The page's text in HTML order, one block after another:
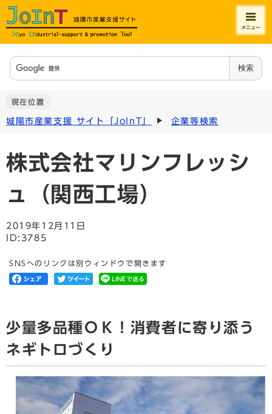
メニュー
検索
現在位置
城陽市産業支援 サイト「JoInT」 企業等検索
株式会社マリンフレッシ
ュ（関西工場）
2019年12月11日
ID:3785
SNSへのリンクは別ウィンドウで開きます
少量多品種ＯＫ！消費者に寄り添う
ネギトロづくり